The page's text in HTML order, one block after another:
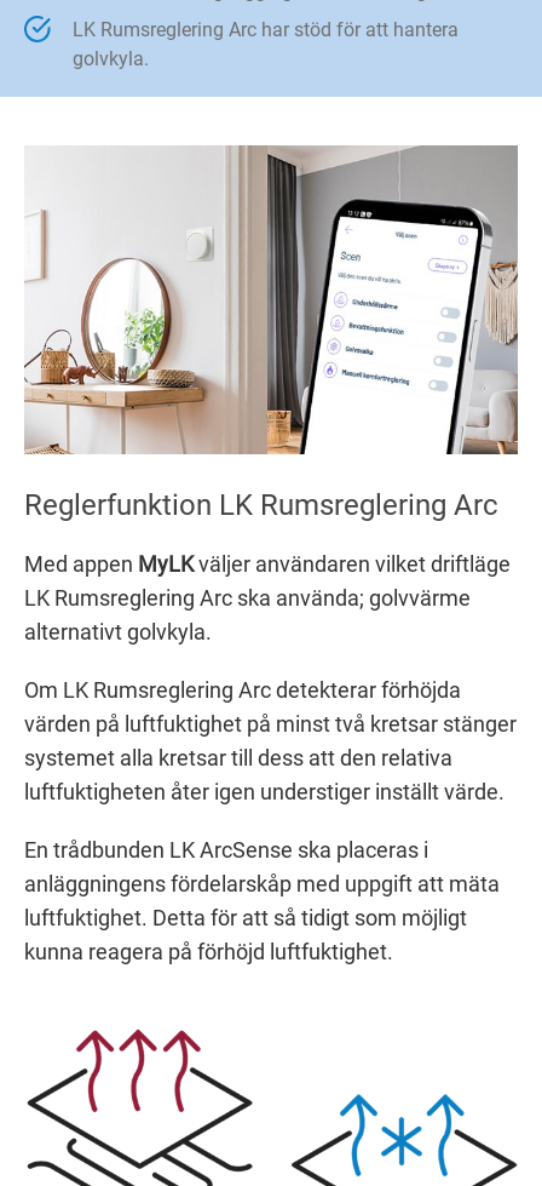
LK Rumsreglering Arc har stöd för att hantera
golvkyla.
Reglerfunktion LK Rumsreglering Arc
Med appen MyLKväljer användaren vilket driftläge
LK Rumsreglering Arc ska använda; golvvärme
alternativt golvkyla.
Om LK Rumsreglering Arc detekterar förhöjda
värden på luftfuktighet på minst två kretsar stänger
systemet alla kretsar till dess att den relativa
luftfuktigheten åter igen understiger inställt värde.
En trådbunden LK ArcSense ska placeras i
anläggningens fördelarskåp med uppgift att mäta
luftfuktighet. Detta för att så tidigt som möjligt
kunna reagera på förhöjd luftfuktighet.